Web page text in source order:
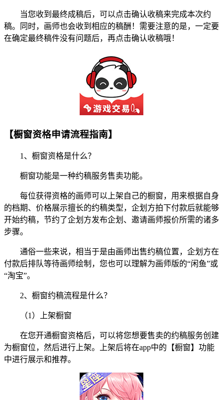
当您收到最终成稿后，可以点击确认收稿来完成本次约
稿。同时，画师也会收到相应的稿酬！需要注意的是，一定要
在确定最终稿件没有问题后，再点击确认收稿哦！
【橱窗资格申请流程指南】
1、橱窗资格是什么？
橱窗功能是一种约稿服务售卖功能。
每位获得资格的画师可以上架自己的橱窗，用来根据自身
的档期、价格展示擅长的约稿类型，企划方拍下付款后就能够
开始约稿，节约了企划方发布企划、邀请画师报价所需的诸多
步骤。
通俗一些来说，相当于是由画师出售约稿位置，企划方在
付款后排队等待画师绘制，您也可以理解为画师版的“闲鱼”或
“淘宝”。
2、橱窗约稿流程是什么？
（1）上架橱窗
在您开通橱窗资格后，可以将您想要售卖的约稿服务创建
为橱窗位，然后进行上架。上架后将在app中的【橱窗】功能
中进行展示和推荐。